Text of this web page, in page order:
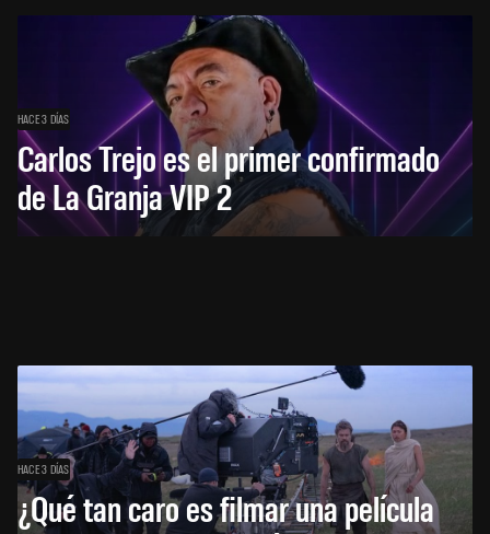
HACE 3 DÍAS
Carlos Trejo es el primer confirmado
de La Granja VIP 2
HACE 3 DÍAS
¿Qué tan caro es filmar una película